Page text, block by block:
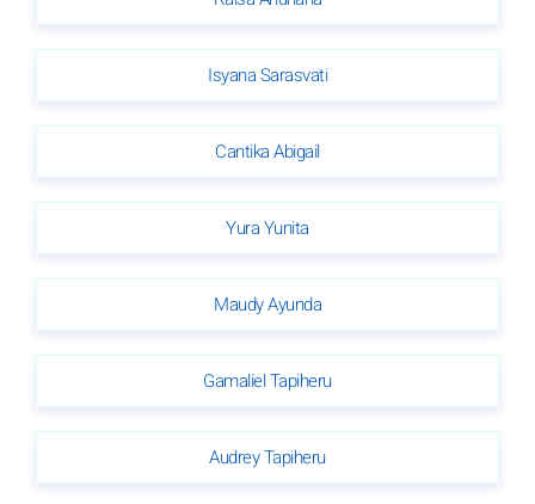
Isyana Sarasvati
Cantika Abigail
Yura Yunita
Maudy Ayunda
Gamaliel Tapiheru
Audrey Tapiheru